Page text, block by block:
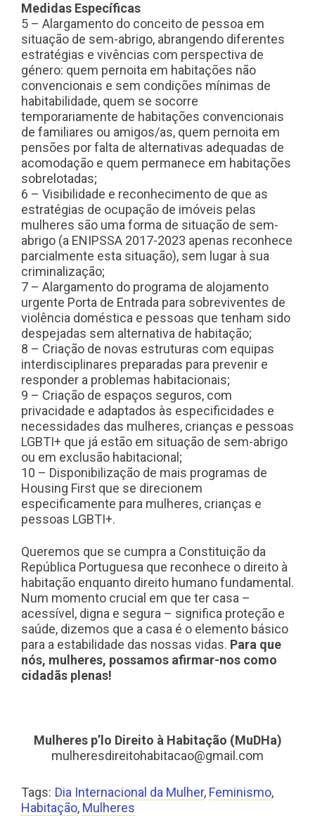
Medidas Específicas
5 – Alargamento do conceito de pessoa em
situação de sem-abrigo, abrangendo diferentes
estratégias e vivências com perspectiva de
género: quem pernoita em habitações não
convencionais e sem condições mínimas de
habitabilidade, quem se socorre
temporariamente de habitações convencionais
de familiares ou amigos/as, quem pernoita em
pensões por falta de alternativas adequadas de
acomodação e quem permanece em habitações
sobrelotadas;
6 – Visibilidade e reconhecimento de que as
estratégias de ocupação de imóveis pelas
mulheres são uma forma de situação de sem-
abrigo (a ENIPSSA 2017-2023 apenas reconhece
parcialmente esta situação), sem lugar à sua
criminalização;
7 – Alargamento do programa de alojamento
urgente Porta de Entrada para sobreviventes de
violência doméstica e pessoas que tenham sido
despejadas sem alternativa de habitação;
8 – Criação de novas estruturas com equipas
interdisciplinares preparadas para prevenir e
responder a problemas habitacionais;
9 – Criação de espaços seguros, com
privacidade e adaptados às especificidades e
necessidades das mulheres, crianças e pessoas
LGBTI+ que já estão em situação de sem-abrigo
ou em exclusão habitacional;
10 – Disponibilização de mais programas de
Housing First que se direcionem
especificamente para mulheres, crianças e
pessoas LGBTI+.
Queremos que se cumpra a Constituição da
República Portuguesa que reconhece o direito à
habitação enquanto direito humano fundamental.
Num momento crucial em que ter casa –
acessível, digna e segura – significa proteção e
saúde, dizemos que a casa é o elemento básico
para a estabilidade das nossas vidas. Para que
nós, mulheres, possamos afirmar-nos como
cidadãs plenas!
Mulheres p’lo Direito à Habitação (MuDHa)
mulheresdireitohabitacao@gmail.com
Tags: Dia Internacional da Mulher, Feminismo,
Habitação, Mulheres